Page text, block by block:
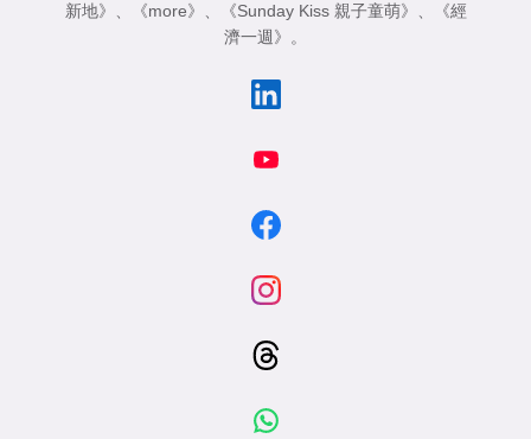
新地》 、 《more》 、 《Sunday Kiss 親子童萌》 、
《經
濟一週》 。